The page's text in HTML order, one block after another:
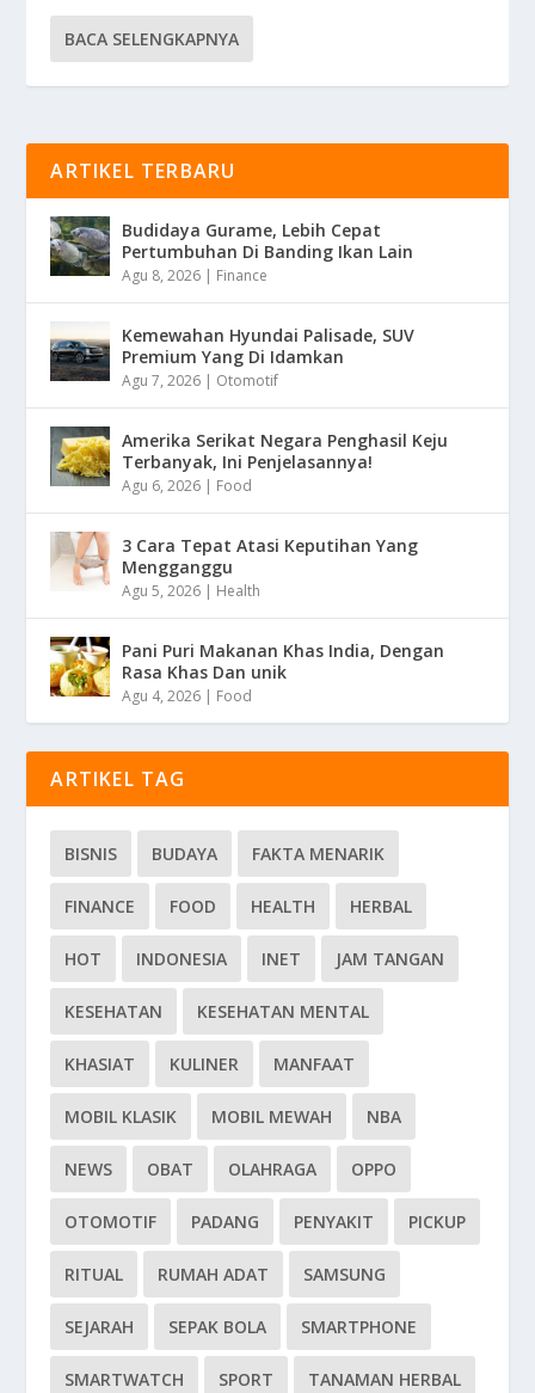
BACA SELENGKAPNYA
ARTIKEL TERBARU
Budidaya Gurame, Lebih Cepat
Pertumbuhan Di Banding Ikan Lain
Agu 8, 2026 | Finance
Kemewahan Hyundai Palisade, SUV
Premium Yang Di Idamkan
Agu 7, 2026 | Otomotif
Amerika Serikat Negara Penghasil Keju
Terbanyak, Ini Penjelasannya!
Agu 6, 2026 | Food
3 Cara Tepat Atasi Keputihan Yang
Mengganggu
Agu 5, 2026 | Health
Pani Puri Makanan Khas India, Dengan
Rasa Khas Dan unik
Agu 4, 2026 | Food
ARTIKEL TAG
BISNIS BUDAYA FAKTA MENARIK
FINANCE FOOD HEALTH HERBAL
HOT INDONESIA INET JAM TANGAN
KESEHATAN KESEHATAN MENTAL
KHASIAT KULINER MANFAAT
MOBIL KLASIK MOBIL MEWAH NBA
NEWS OBAT OLAHRAGA OPPO
OTOMOTIF PADANG PENYAKIT PICKUP
RITUAL RUMAH ADAT SAMSUNG
SEJARAH SEPAK BOLA SMARTPHONE
SMARTWATCH SPORT TANAMAN HERBAL